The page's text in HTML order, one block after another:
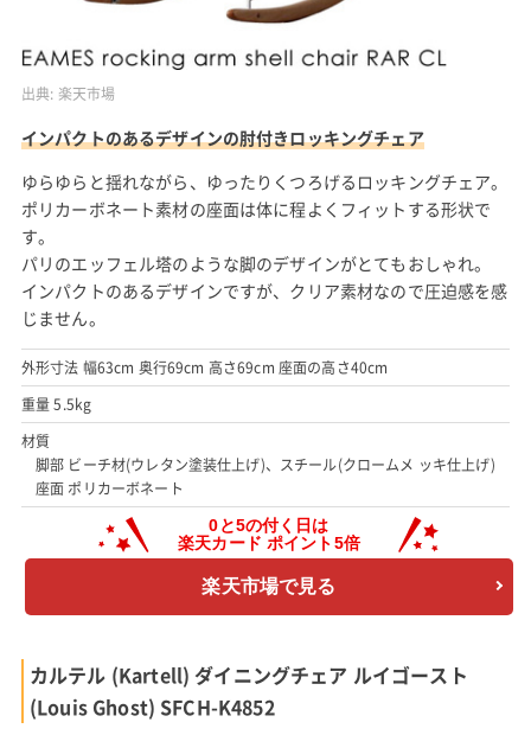
出典: 楽天市場
インパクトのあるデザインの肘付きロッキングチェア
ゆらゆらと揺れながら、ゆったりくつろげるロッキングチェア。
ポリカーボネート素材の座面は体に程よくフィットする形状で
す。
パリのエッフェル塔のような脚のデザインがとてもおしゃれ。
インパクトのあるデザインですが、クリア素材なので圧迫感を感
じません。
外形寸法 幅63cm 奥行69cm 高さ69cm 座面の高さ40cm
重量 5.5kg
材質
脚部 ビーチ材(ウレタン塗装仕上げ)、スチール(クロームメ ッキ仕上げ)
座面 ポリカーボネート
楽天市場で見る
カルテル (Kartell) ダイニングチェア ルイゴースト
(Louis Ghost) SFCH-K4852